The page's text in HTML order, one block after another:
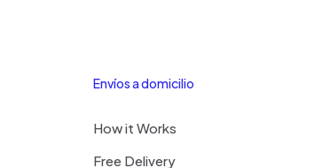
Envíos a domicilio
How it Works
Free Delivery